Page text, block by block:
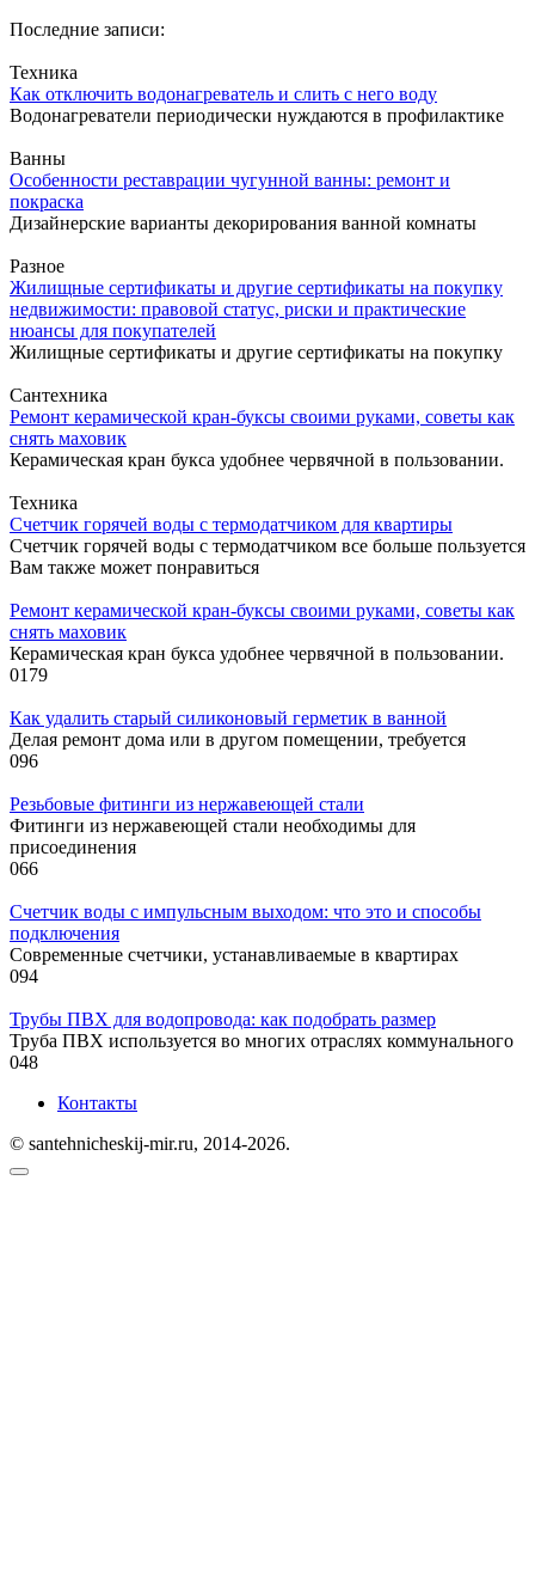
Последние записи:
Техника
Как отключить водонагреватель и слить с него воду
Водонагреватели периодически нуждаются в профилактике
Ванны
Особенности реставрации чугунной ванны: ремонт и
покраска
Дизайнерские варианты декорирования ванной комнаты
Разное
Жилищные сертификаты и другие сертификаты на покупку
недвижимости: правовой статус, риски и практические
нюансы для покупателей
Жилищные сертификаты и другие сертификаты на покупку
Сантехника
Ремонт керамической кран-буксы своими руками, советы как
снять маховик
Керамическая кран букса удобнее червячной в пользовании.
Техника
Cчетчик горячей воды с термодатчиком для квартиры
Счетчик горячей воды с термодатчиком все больше пользуется
Вам также может понравиться
Ремонт керамической кран-буксы своими руками, советы как
снять маховик
Керамическая кран букса удобнее червячной в пользовании.
0179
Как удалить старый силиконовый герметик в ванной
Делая ремонт дома или в другом помещении, требуется
096
Резьбовые фитинги из нержавеющей стали
Фитинги из нержавеющей стали необходимы для
присоединения
066
Счетчик воды с импульсным выходом: что это и способы
подключения
Современные счетчики, устанавливаемые в квартирах
094
Трубы ПВХ для водопровода: как подобрать размер
Труба ПВХ используется во многих отраслях коммунального
048
Контакты
© santehnicheskij-mir.ru, 2014-2026.